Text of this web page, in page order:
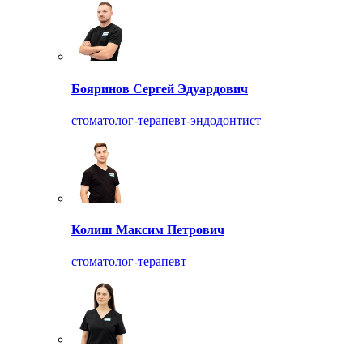
Бояринов Сергей Эдуардович
стоматолог-терапевт-эндодонтист
Колиш Максим Петрович
стоматолог-терапевт